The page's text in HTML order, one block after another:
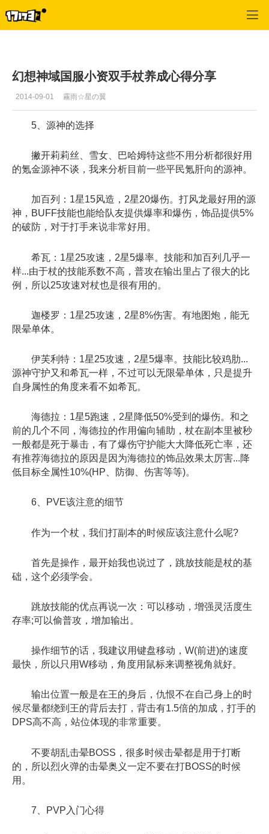
幻想神域国服小资双手杖养成心得分享
2014-09-01 霧雨☆星の翼
5、源神的选择
撇开莉莉丝、雪女、巴哈姆特这些不用分析都很好用
的氪金源神不谈，我来分析目前一些平民氪肝向的源神。
加百列：1星15风造，2星20爆伤。打风龙最好用的源
神，BUFF技能也能给队友提供爆率和爆伤，饰品提供5%
的破防，对于打手来说非常好用。
希瓦：1星25攻速，2星5爆率。技能和加百列几乎一
样...由于杖的技能系数不高，普攻在输出里占了很大的比
例，所以25攻速对杖也是很有用的。
迦楼罗：1星25攻速，2星8%伤害。有地图炮，能无
限晕单体。
伊芙利特：1星25攻速，2星5爆率。技能比较鸡肋...
源神守护又和希瓦一样，不过可以无限晕单体，只是提升
自身属性的角度来看不如希瓦。
海德拉：1星5跑速，2星降低50%受到的爆伤。和之
前的几个不同，海德拉的作用偏向辅助，杖在副本里被秒
一般都是死于暴击，有了爆伤守护能大大降低死亡率，还
有推荐海德拉的原因是因为海德拉的饰品效果太厉害...降
低目标全属性10%(HP、防御、伤害等等)。
6、PVE该注意的细节
作为一个杖，我们打副本的时候应该注意什么呢?
首先是操作，最开始我也说过了，跳放技能是杖的基
础，这个必须学会。
跳放技能的优点再说一次：可以移动，增强灵活度生
存率;可以偷普攻，增加输出。
操作细节的话，我建议用键盘移动，W(前进)的速度
最快，所以只用W移动，角度用鼠标来调整视角就好。
输出位置一般是在王的身后，仇恨不在自己身上的时
候尽量都绕到王的背后去打，背击有1.5倍的加成，打手的
DPS高不高，站位体现的非常重要。
不要胡乱击晕BOSS，很多时候击晕都是用于打断
的，所以烈火弹的击晕奥义一定不要在打BOSS的时候
用。
7、PVP入门心得